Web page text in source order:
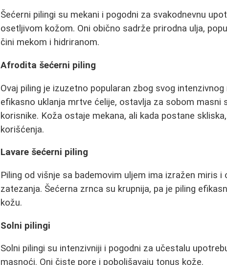
Šećerni pilingi su mekani i pogodni za svakodnevnu
osetljivom kožom. Oni obično sadrže prirodna ulja,
čini mekom i hidriranom.
Afrodita šećerni piling
Ovaj piling je izuzetno popularan zbog svog
efikasno uklanja mrtve ćelije, ostavlja za sobom masni
korisnike. Koža ostaje mekana, ali kada postane
korišćenja.
Lavare šećerni piling
Piling od višnje sa bademovim uljem ima izražen miris
zatezanja. Šećerna zrnca su krupnija, pa je piling
kožu.
Solni pilingi
Solni pilingi su intenzivniji i pogodni za učestalu
masnoći. Oni čiste pore i poboljšavaju tonus kože.